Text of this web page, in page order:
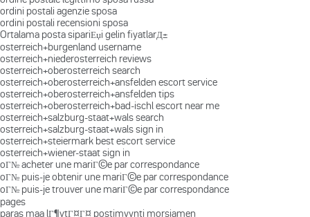
ordini postali agenzie sposa
ordini postali recensioni sposa
Ortalama posta sipariЕџi gelin fiyatlarД±
osterreich+burgenland username
osterreich+niederosterreich reviews
osterreich+oberosterreich search
osterreich+oberosterreich+ansfelden escort service
osterreich+oberosterreich+ansfelden tips
osterreich+oberosterreich+bad-ischl escort near me
osterreich+salzburg-staat+wals search
osterreich+salzburg-staat+wals sign in
osterreich+steiermark best escort service
osterreich+wiener-staat sign in
oГ№ acheter une mariГ©e par correspondance
oГ№ puis-je obtenir une mariГ©e par correspondance
oГ№ puis-je trouver une mariГ©e par correspondance
pages
paras maa lГ¶ytГ¤Г¤ postimyynti morsiamen